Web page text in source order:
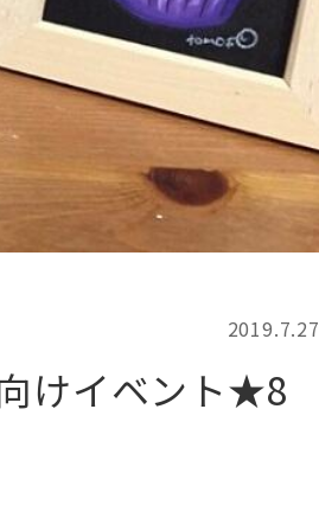
記事検索
2019.7.27
けイベント★8